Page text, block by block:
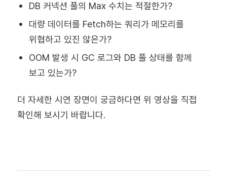
DB 커넥션 풀의 Max 수치는 적절한가?
대량 데이터를 Fetch하는 쿼리가 메모리를
위협하고 있진 않은가?
OOM 발생 시 GC 로그와 DB 풀 상태를 함께
보고 있는가?
더 자세한 시연 장면이 궁금하다면 위 영상을 직접
확인해 보시기 바랍니다.